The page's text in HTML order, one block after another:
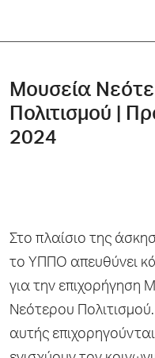
Μουσεία
Πολιτισμού |
2024
Στο πλαίσιο της
το ΥΠΠΟ απευθύνει
για την επιχορήγηση
Νεότερου
αυτής